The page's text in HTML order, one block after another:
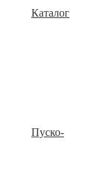
Каталог
Пуско-